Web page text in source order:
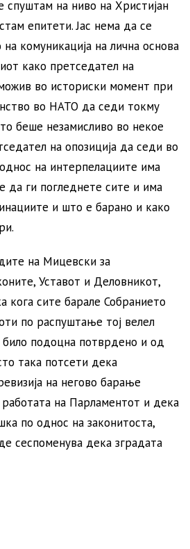
спуштам на ниво на Христијан
епитети. Јас нема да се
комуникација на лична основа
како претседател на
во историски момент при
во НАТО да седи токму
беше незамисливо во некое
на опозиција да седи во
на интерпелациите има
да ги погледнете сите и има
и што е барано и како
на Мицевски за
Уставот и Деловникот,
кога сите барале Собранието
по распуштање тој велел
подоцна потврдено и од
така потсети дека
на негово барање
работата на Парламентот и дека
по однос на законитоста,
сеспоменува дека зградата